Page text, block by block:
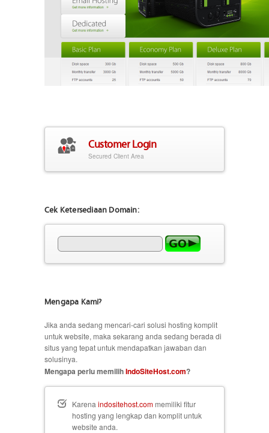
Customer Login
Secured Client Area
Cek Ketersediaan Domain:
Mengapa Kami?
Jika anda sedang mencari-cari solusi hosting komplit
untuk website, maka sekarang anda sedang berada di
situs yang tepat untuk mendapatkan jawaban dan
solusinya.
Mengapa perlu memilihIndoSiteHost.com?
Karena indositehost.commemiliki fitur
hosting yang lengkap dan komplit untuk
website anda.